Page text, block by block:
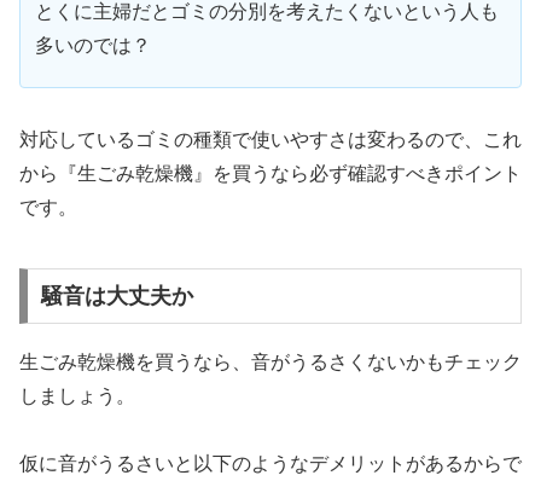
とくに主婦だとゴミの分別を考えたくないという人も
多いのでは？
対応しているゴミの種類で使いやすさは変わるので、これ
から『生ごみ乾燥機』を買うなら必ず確認すべきポイント
です。
騒音は大丈夫か
生ごみ乾燥機を買うなら、音がうるさくないかもチェック
しましょう。
仮に音がうるさいと以下のようなデメリットがあるからで